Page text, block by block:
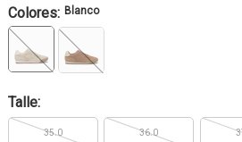
Colores: Blanco
Talle:
35.0 36.0